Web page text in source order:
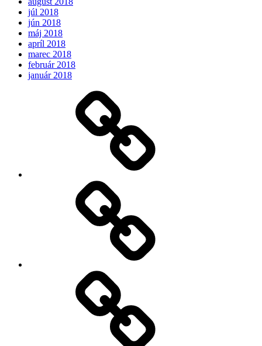
júl 2018
jún 2018
máj 2018
apríl 2018
marec 2018
február 2018
január 2018